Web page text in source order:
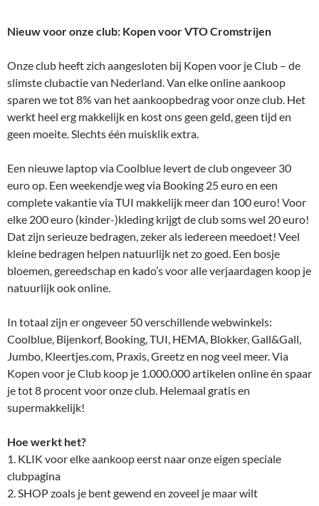
Nieuw voor onze club: Kopen voor VTO Cromstrijen
Onze club heeft zich aangesloten bij Kopen voor je Club – de
slimste clubactie van Nederland. Van elke online aankoop
sparen we tot 8% van het aankoopbedrag voor onze club. Het
werkt heel erg makkelijk en kost ons geen geld, geen tijd en
geen moeite. Slechts één muisklik extra.
Een nieuwe laptop via Coolblue levert de club ongeveer 30
euro op. Een weekendje weg via Booking 25 euro en een
complete vakantie via TUI makkelijk meer dan 100 euro! Voor
elke 200 euro (kinder-)kleding krijgt de club soms wel 20 euro!
Dat zijn serieuze bedragen, zeker als iedereen meedoet! Veel
kleine bedragen helpen natuurlijk net zo goed. Een bosje
bloemen, gereedschap en kado’s voor alle verjaardagen koop je
natuurlijk ook online.
In totaal zijn er ongeveer 50 verschillende webwinkels:
Coolblue, Bijenkorf, Booking, TUI, HEMA, Blokker, Gall&Gall,
Jumbo, Kleertjes.com, Praxis, Greetz en nog veel meer. Via
Kopen voor je Club koop je 1.000.000 artikelen online én spaar
je tot 8 procent voor onze club. Helemaal gratis en
supermakkelijk!
Hoe werkt het?
1. KLIK voor elke aankoop eerst naar onze eigen speciale
clubpagina
2. SHOP zoals je bent gewend en zoveel je maar wilt